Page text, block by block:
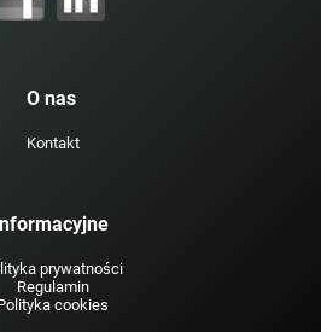
O nas
Kontakt
prywatności
Regulamin
cookies